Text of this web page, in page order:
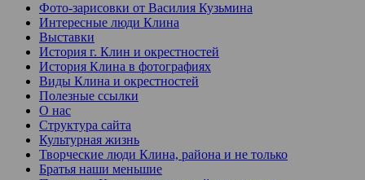
Фото-зарисовки от Василия Кузьмина
Интересные люди Клина
Выставки
История г. Клин и окрестностей
История Клина в фотографиях
Виды Клина и окрестностей
Полезные ссылки
О нас
Структура сайта
Культурная жизнь
Творческие люди Клина, района и не только
Братья наши меньшие